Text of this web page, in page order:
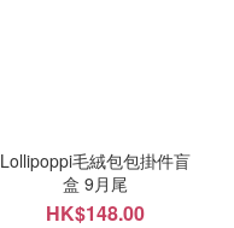
Lollipoppi毛絨包包掛件盲
盒 9月尾
HK$148.00